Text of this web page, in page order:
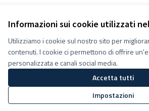
Informazioni sui cookie utilizzati
Utilizziamo i cookie sul nostro sito per
contenuti. I cookie ci permettono di offrire
personalizzata e canali social media.
Accetta tutti
Impostazioni
Termini e condizioni d''uso
Impostazioni Cookie
Decidiamo su Facebook
Decidiamo su YouTube
(Collegamento esterno)